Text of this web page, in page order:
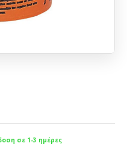
σε 1-3 ημέρες